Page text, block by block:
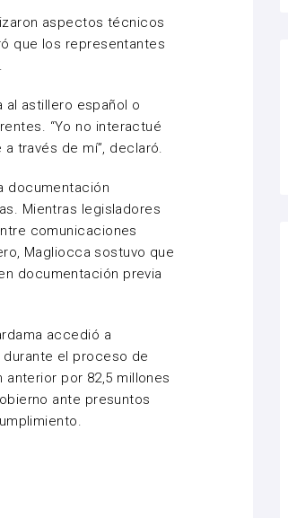
aspectos técnicos
que los representantes
al astillero español o
“Yo no interactué
través de mí”, declaró.
documentación
Mientras legisladores
comunicaciones
Magliocca sostuvo que
documentación previa
accedió a
el proceso de
por 82,5 millones
ante presuntos